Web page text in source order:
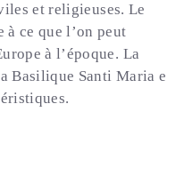
et religieuses. Le
ce que l’on peut
à l’époque. La
Basilique Santi Maria e